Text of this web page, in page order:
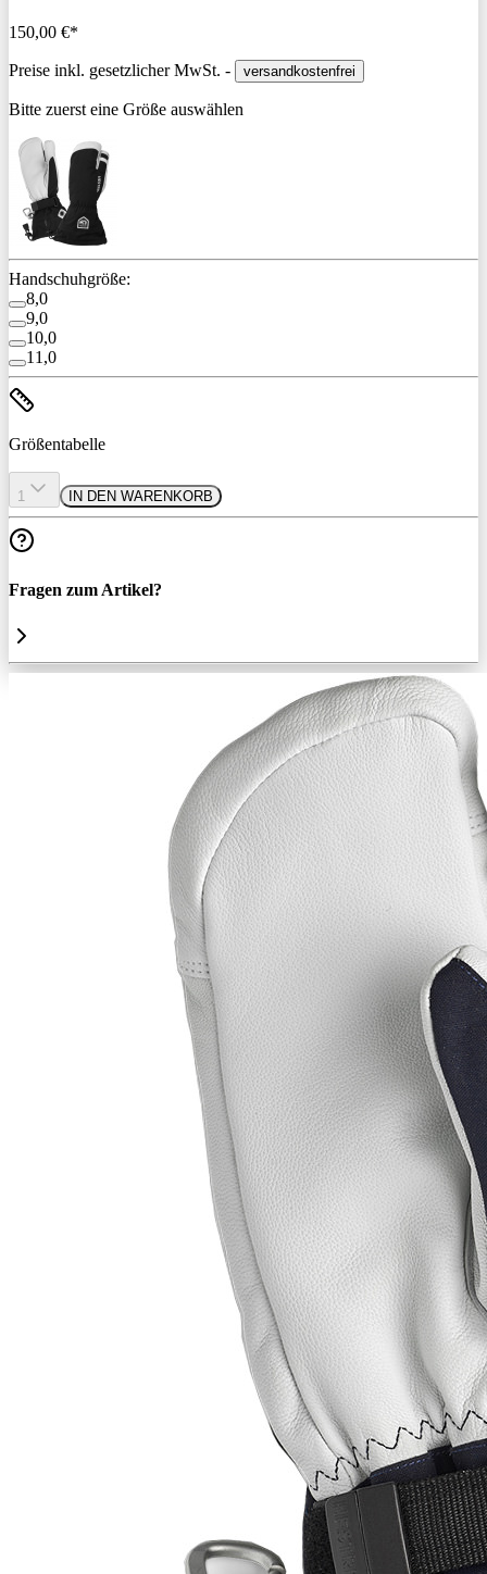
150,00 €*
Preise inkl. gesetzlicher MwSt. - versandkostenfrei
Bitte zuerst eine Größe auswählen
Handschuhgröße:
8,0
9,0
10,0
11,0
Größentabelle
1 IN DEN WARENKORB
Fragen zum Artikel?